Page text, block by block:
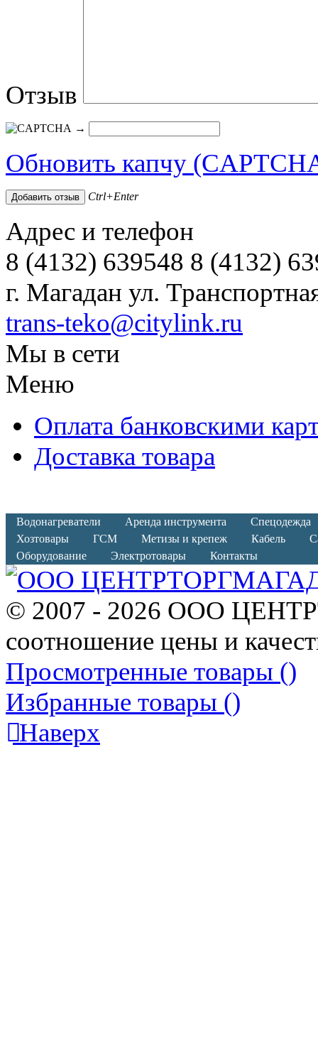
Отзыв
→
Обновить капчу
Ctrl+Enter
Адрес и телефон
8 (4132) 639548 8 (4132)
г. Магадан ул.
trans-teko@citylink.ru
Мы в сети
Меню
Оплата банковскими
Доставка товара
Водонагреватели Аренда инструмента
Спецодежда
Хозтовары
ГСМ Метизы и крепеж Кабель
Оборудование
Электротовары Контакты
© 2007 - 2026 ООО
соотношение цены и
Просмотренные товары ()
Избранные товары ()
Наверх